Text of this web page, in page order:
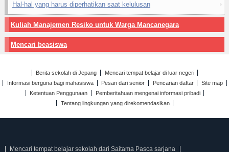
Hal-hal yang harus diperhatikan saat kelulusan
Kuliah Manajemen Resiko untuk Warga Mancanegara
Mencari beasiswa
Berita sekolah di Jepang
Mencari tempat belajar di luar negeri
Informasi berguna bagi mahasiswa
Pesan dari senior Pencarian daftar
Site map
Ketentuan Penggunaan
Pemberitahuan mengenai informasi pribadi
Tentang lingkungan yang direkomendasikan
Mencari tempat belajar sekolah dari Saitama Pasca sarjana